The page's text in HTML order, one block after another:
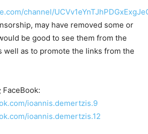
channel/
may have removed some or
be good to see them from the
well as to promote the links from the
FaceBook:
ioannis.demertzis.9
ioannis.demertzis.12